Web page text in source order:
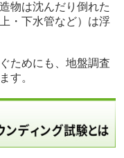
物は沈んだり倒れた
・下水管など）は浮
ためにも、地盤調査
す。